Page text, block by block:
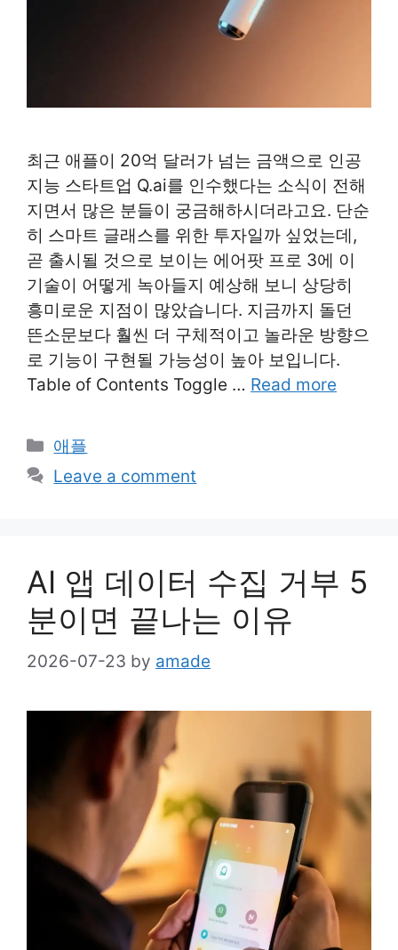
최근 애플이 20억 달러가 넘는 금액으로 인공
지능 스타트업 Q.ai를 인수했다는 소식이 전해
지면서 많은 분들이 궁금해하시더라고요. 단순
히 스마트 글래스를 위한 투자일까 싶었는데,
곧 출시될 것으로 보이는 에어팟 프로 3에 이
기술이 어떻게 녹아들지 예상해 보니 상당히
흥미로운 지점이 많았습니다. 지금까지 돌던
뜬소문보다 훨씬 더 구체적이고 놀라운 방향으
로 기능이 구현될 가능성이 높아 보입니다.
Table of Contents Toggle … Read more
Categories
애플
Leave a comment
AI 앱 데이터 수집 거부 5
분이면 끝나는 이유
2026-07-23 by amade